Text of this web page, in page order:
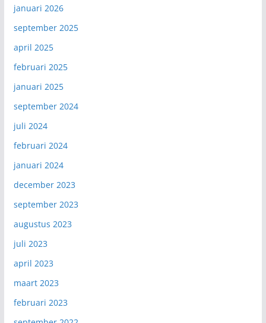
januari 2026
september 2025
april 2025
februari 2025
januari 2025
september 2024
juli 2024
februari 2024
januari 2024
december 2023
september 2023
augustus 2023
juli 2023
april 2023
maart 2023
februari 2023